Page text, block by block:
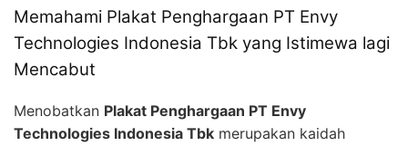
Memahami Plakat Penghargaan PT Envy
Technologies Indonesia Tbk yang Istimewa lagi
Mencabut
Menobatkan Plakat Penghargaan PT Envy
Technologies Indonesia Tbk merupakan kaidah